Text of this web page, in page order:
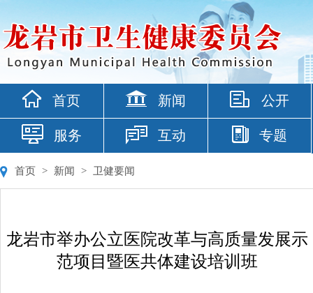
首页 新闻 公开
服务 互动 专题
首页 > 新闻 > 卫健要闻
龙岩市举办公立医院改革与高质量发展示
范项目暨医共体建设培训班